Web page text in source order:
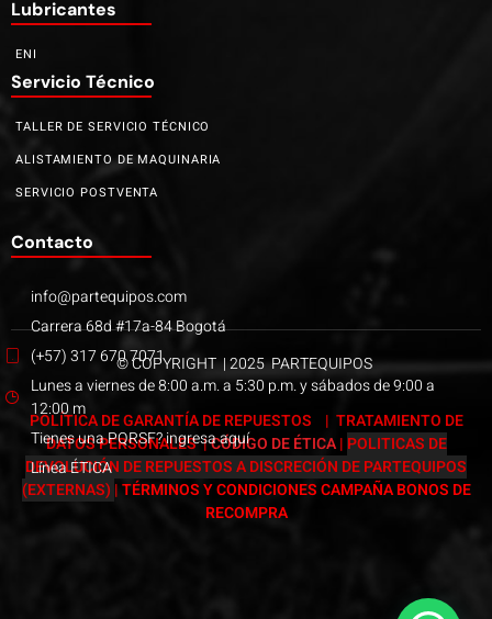
Lubricantes
ENI
Servicio Técnico
TALLER DE SERVICIO TÉCNICO
ALISTAMIENTO DE MAQUINARIA
SERVICIO POSTVENTA
Contacto
info@partequipos.com
Carrera 68d #17a-84 Bogotá
(+57) 317 670 7071
Lunes a viernes de 8:00 a.m. a 5:30 p.m. y sábados de 9:00 a
12:00 m
Tienes una PQRSF? ingresa aquí
Línea ÉTICA
© COPYRIGHT | 2025 PARTEQUIPOS
POLÍTICA DE GARANTÍA DE REPUESTOS | TRATAMIENTO DE
DATOS PERSONALES|CÓDIGO DE ÉTICA| POLITICAS DE
DEVOLUCIÓN DE REPUESTOS A DISCRECIÓN DE PARTEQUIPOS
(EXTERNAS) |TÉRMINOS Y CONDICIONES CAMPAÑA BONOS DE
RECOMPRA